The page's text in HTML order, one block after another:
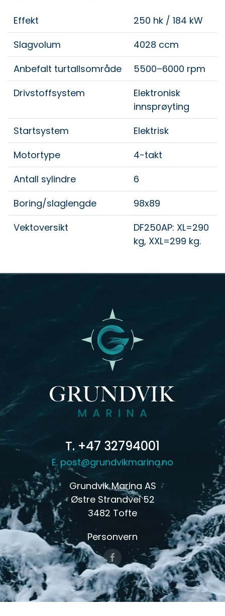
Effekt
250 hk / 184 kW
Slagvolum
4028 ccm
Anbefalt turtallsområde
5500–6000 rpm
Drivstoffsystem
Elektronisk
innsprøyting
Startsystem
Elektrisk
Motortype
4-takt
Antall sylindre
6
Boring/slaglengde
98x89
Vektoversikt
DF250AP: XL=290
kg, XXL=299 kg.
T. +47 32794001
E. post@grundvikmarina.no
Grundvik Marina AS
Østre Strandvei 52
3482 Tofte
Personvern